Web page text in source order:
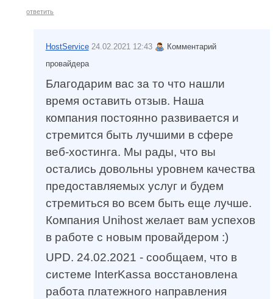
ответить
HostService 24.02.2021 12:43
Комментарий
провайдера
Благодарим вас за то что нашли
время оставить отзыв. Наша
компания постоянно развивается и
стремится быть лучшими в сфере
веб-хостинга. Мы рады, что вы
остались довольны уровнем качества
предоставляемых услуг и будем
стремиться во всем быть еще лучше.
Компания Unihost желает вам успехов
в работе с новым провайдером :)
UPD. 24.02.2021 - сообщаем, что в
системе InterKassa восстановлена
работа платежного направления